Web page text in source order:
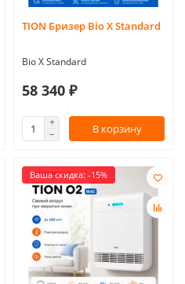
TION Бризер Bio X Standard
Bio X Standard
58 340 ₽
В корзину
Ваша скидка: -15%